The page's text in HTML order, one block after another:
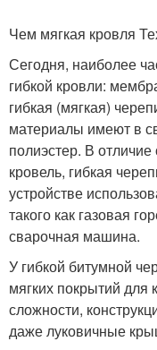
Чем мягкая кровля
Сегодня, наиболее
гибкой кровли:
гибкая (мягкая)
материалы имеют в
полиэстер. В
кровель, гибкая
устройстве
такого как газовая
сварочная машина.
У гибкой битумной
мягких покрытий для
сложности,
даже луковичные